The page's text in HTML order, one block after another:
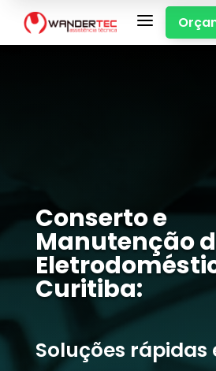
a
Conserto e
Manutenção
Curitiba:
Soluções rápidas